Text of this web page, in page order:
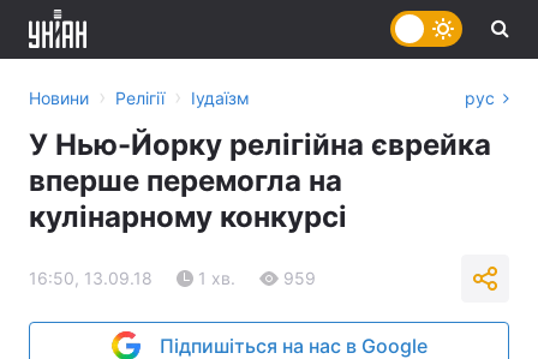
Новини › Релігії › Іудаїзм рус
У Нью-Йорку релігійна єврейка
вперше перемогла на
кулінарному конкурсі
16:50, 13.09.18 1 хв. 959
Підпишіться на нас в Google